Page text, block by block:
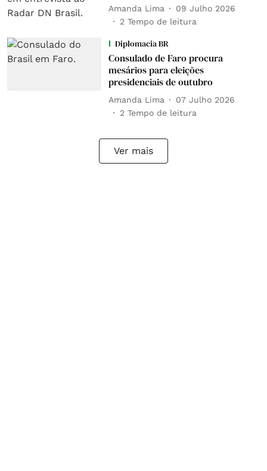
Amanda Lima
09 Julho 2026
2 Tempo de leitura
Diplomacia BR
Consulado de Faro procura
mesários para eleições
presidenciais de outubro
Amanda Lima
07 Julho 2026
2 Tempo de leitura
Ver mais